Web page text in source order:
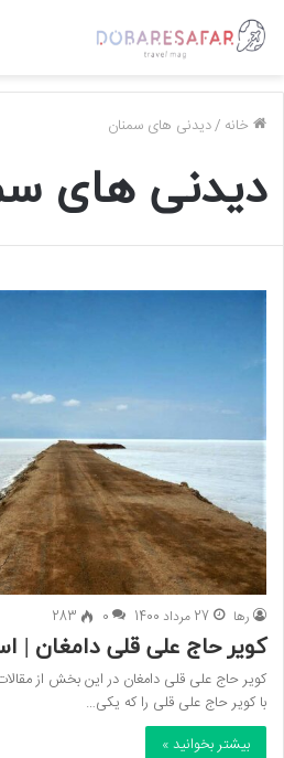
خانه /دیدنی های سمنان
دیدنی های
رها 27 مرداد 1400 0
283
کویر حاج علی قلی دامغان |
کویر حاج علی قلی دامغان در این بخش از
با کویر حاج علی قلی را که یکی…
بیشتر بخوانید »